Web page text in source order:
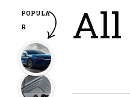
All
POPULA
R